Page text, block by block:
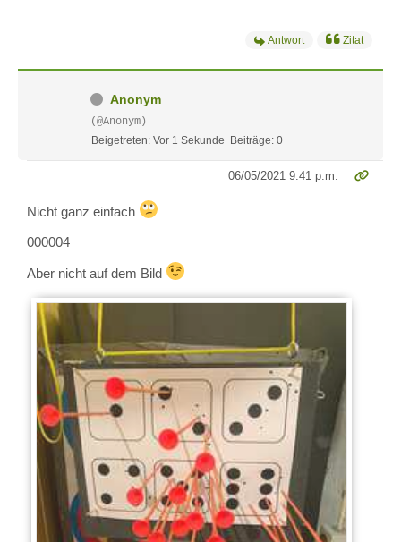
Antwort Zitat
Anonym
(@Anonym)
Beigetreten: Vor 1 Sekunde Beiträge: 0
06/05/2021 9:41 p.m.
Nicht ganz einfach
000004
Aber nicht auf dem Bild